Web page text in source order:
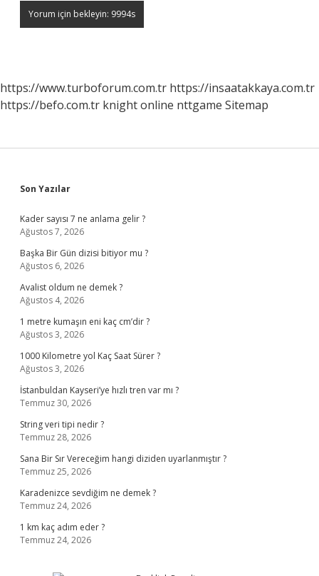
https://www.turboforum.com.tr https://insaatakkaya.com.tr
https://befo.com.tr knight online nttgame Sitemap
Sidebar
Son Yazılar
Kader sayısı 7 ne anlama gelir ?
Ağustos 7, 2026
Başka Bir Gün dizisi bitiyor mu ?
Ağustos 6, 2026
Avalist oldum ne demek ?
Ağustos 4, 2026
1 metre kumaşın eni kaç cm’dir ?
Ağustos 3, 2026
1000 Kilometre yol Kaç Saat Sürer ?
Ağustos 3, 2026
İstanbuldan Kayseri’ye hızlı tren var mı ?
Temmuz 30, 2026
String veri tipi nedir ?
Temmuz 28, 2026
Sana Bir Sır Vereceğim hangi diziden uyarlanmıştır ?
Temmuz 25, 2026
Karadenizce sevdiğim ne demek ?
Temmuz 24, 2026
1 km kaç adım eder ?
Temmuz 24, 2026